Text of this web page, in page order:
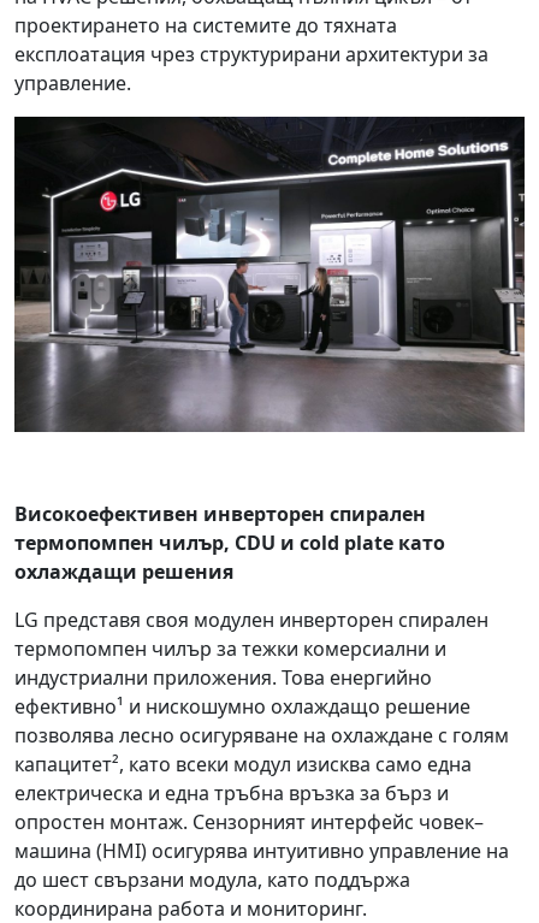
проектирането на системите до тяхната
експлоатация чрез структурирани архитектури за
управление.
Високоефективен инверторен спирален
термопомпен чилър, CDU и cold plate като
охлаждащи решения
LG представя своя модулен инверторен спирален
термопомпен чилър за тежки комерсиални и
индустриални приложения. Това енергийно
ефективно¹ и нискошумно охлаждащо решение
позволява лесно осигуряване на охлаждане с голям
капацитет², като всеки модул изисква само една
електрическа и една тръбна връзка за бърз и
опростен монтаж. Сензорният интерфейс човек–
машина (HMI) осигурява интуитивно управление на
до шест свързани модула, като поддържа
координирана работа и мониторинг.